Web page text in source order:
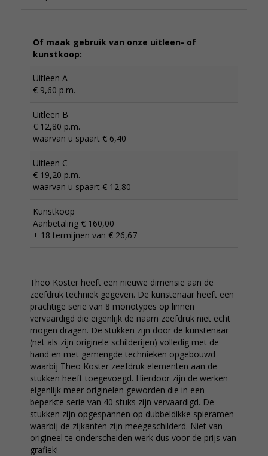
Of maak gebruik van onze uitleen- of
kunstkoop:
Uitleen A
€ 9,60 p.m.
Uitleen B
€ 12,80 p.m.
waarvan u spaart € 6,40
Uitleen C
€ 19,20 p.m.
waarvan u spaart € 12,80
Kunstkoop
Aanbetaling € 160,00
+ 18 termijnen van € 26,67
Theo Koster heeft een nieuwe dimensie aan de
zeefdruk techniek gegeven. De kunstenaar heeft een
prachtige serie van 8 monotypes op linnen
vervaardigd die eigenlijk de naam zeefdruk niet echt
mogen dragen. De stukken zijn door de kunstenaar
(net als zijn originele schilderijen) volledig met de
hand en met gemengde technieken opgebouwd
waarbij Theo Koster zeefdruk elementen aan de
stukken heeft toegevoegd. Hierdoor zijn de werken
eigenlijk meer originelen geworden die in een
beperkte serie van 40 stuks zijn vervaardigd. De
stukken zijn opgespannen op dubbeldikke spieramen
waarbij de zijkanten zijn meegeschilderd. Niet van
origineel te onderscheiden werk dus voor de prijs van
grafiek!